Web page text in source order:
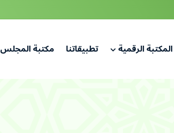
المكتبة الرقمية تطبيقاتنا مكتبة المجلس